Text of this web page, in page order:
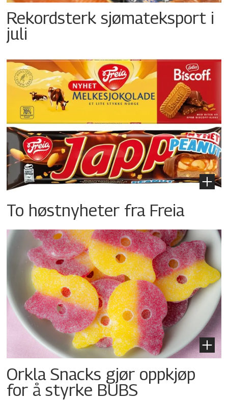
Rekordsterk sjømateksport i
juli
To høstnyheter fra Freia
Orkla Snacks gjør oppkjøp
for å styrke BUBS